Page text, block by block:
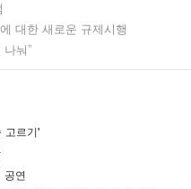
대한 새로운 규제시행
눠”
르기’
공연